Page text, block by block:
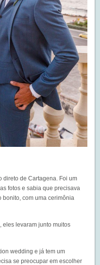
direto de Cartagena. Foi um
fotos e sabia que precisava
bonito, com uma cerimônia
eles levaram junto muitos
wedding e já tem um
se preocupar em escolher